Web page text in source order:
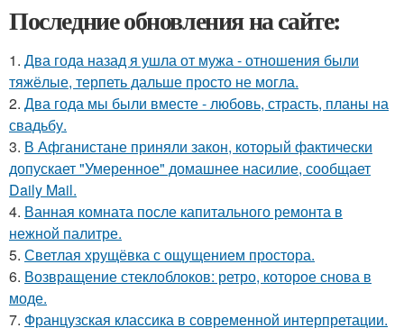
Последние обновления на сайте:
1. Два года назад я ушла от мужа - отношения были
тяжёлые, терпеть дальше просто не могла.
2. Два года мы были вместе - любовь, страсть, планы на
свадьбу.
3. В Афганистане приняли закон, который фактически
допускает "Умеренное" домашнее насилие, сообщает
Daily Mail.
4. Ванная комната после капитального ремонта в
нежной палитре.
5. Светлая хрущёвка с ощущением простора.
6. Возвращение стеклоблоков: ретро, которое снова в
моде.
7. Французская классика в современной интерпретации.